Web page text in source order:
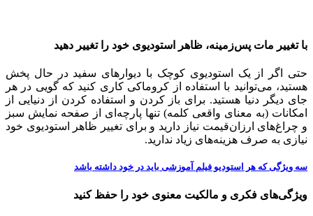
با تغییر مات پس‌زمینه، ظاهر استودیوی خود را تغییر دهید
حتی اگر از یک استودیوی کوچک با دیوارهای سفید در حال پخش
هستید، می‌توانید با استفاده از کروماکی کاری کنید که گویی در هر
جای دیگر دنیا هستید. برای باز کردن و استفاده کردن از دنیایی از
امکانات (به معنای واقعی کلمه) تنها پارچه‌ای از صفحه نمایش سبز
و چراغ‌های ارزان‌قیمت نیاز دارید و برای تغییر ظاهر استودیوی خود
نیازی به صرف هزینه‌های زیاد ندارید.
سه ویژگی که هر استودیو فیلم آموزشی باید در خود داشته باشد
ویژگی‌های فکری و مالکیت معنوی خود را حفظ کنید